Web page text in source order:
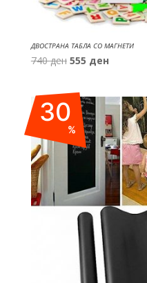
ДВОСТРАНА ТАБЛА СО МАГНЕТИ
740ден Original
was:
740 ден.
555 денCurrent
555 ден.
30
%